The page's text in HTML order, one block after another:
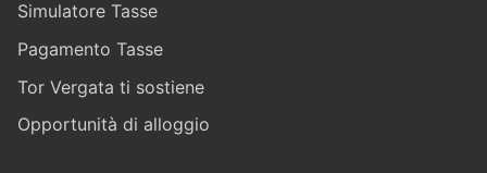
Simulatore Tasse
Pagamento Tasse
Tor Vergata ti sostiene
Opportunità di alloggio